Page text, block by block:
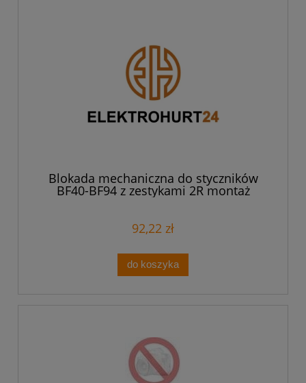
Blokada mechaniczna do styczników
BF40-BF94 z zestykami 2R montaż
boczny BFX5301
92,22 zł
do koszyka